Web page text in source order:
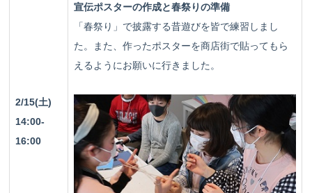
2/15(土)
14:00-
16:00
宣伝ポスターの作成と春祭りの準備
「春祭り」で披露する昔遊びを皆で練習しまし
た。また、作ったポスターを商店街で貼ってもら
えるようにお願いに行きました。